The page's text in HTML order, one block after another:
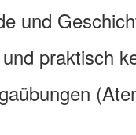
und
praktisch